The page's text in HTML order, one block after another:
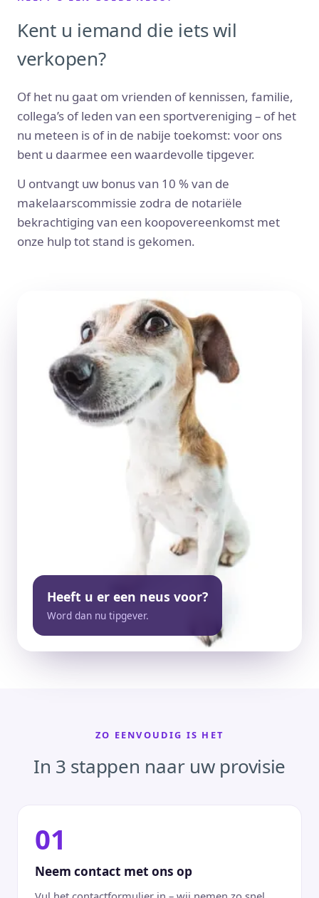
Kent u iemand die iets wil
verkopen?
Of het nu gaat om vrienden of kennissen, familie,
collega’s of leden van een sportvereniging – of het
nu meteen is of in de nabije toekomst: voor ons
bent u daarmee een waardevolle tipgever.
U ontvangt uw bonus van 10 % van de
makelaarscommissie zodra de notariële
bekrachtiging van een koopovereenkomst met
onze hulp tot stand is gekomen.
Heeft u er een neus voor?
Word dan nu tipgever.
ZO EENVOUDIG IS HET
In 3 stappen naar uw provisie
01
Neem contact met ons op